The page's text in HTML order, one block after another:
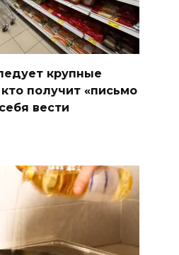
крупные
получит «письмо
вести